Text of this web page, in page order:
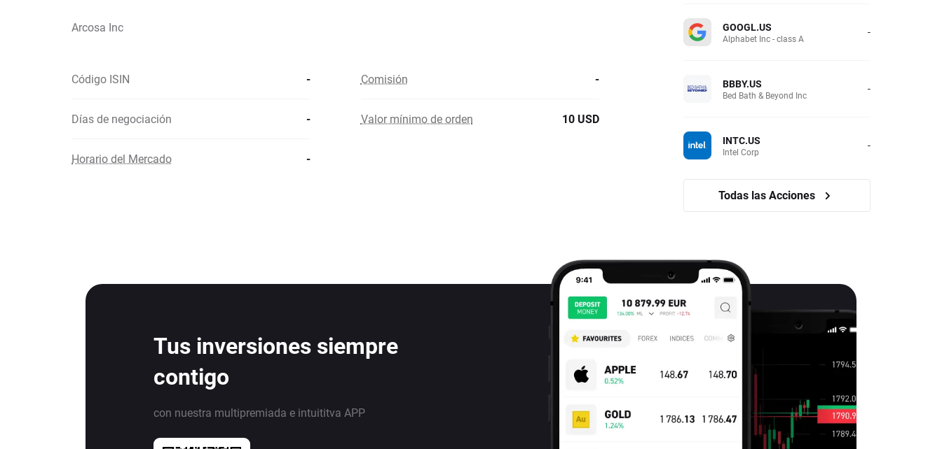
Arcosa Inc
Código ISIN - Comisión -
Días de negociación - Valor mínimo de orden 10 USD
Horario del Mercado -
GOOGL.US
Alphabet Inc - class A -
BBBY.US
Bed Bath & Beyond Inc -
INTC.US
Intel Corp -
Todas las Acciones
Tus inversiones siempre
contigo
con nuestra multipremiada e intuititva APP